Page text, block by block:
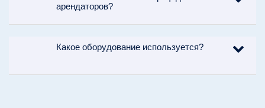
1
расскажем о подключении Wi-Fi
(Вайфай) и результате.
арендаторов?
Какое оборудование используется?